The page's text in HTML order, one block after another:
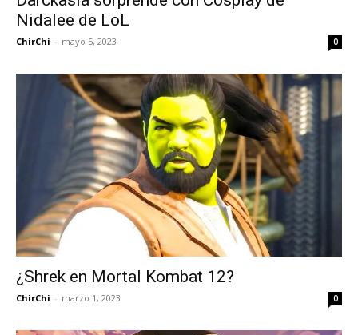
Nidalee de LoL
ChirChi - mayo 5, 2023 0
¿Shrek en Mortal Kombat 12?
ChirChi - marzo 1, 2023 0